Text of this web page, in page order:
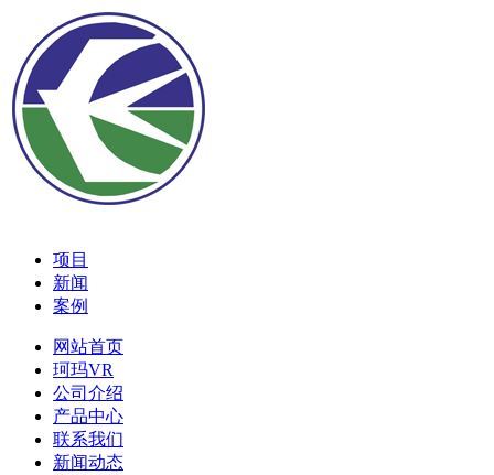
项目
新闻
案例
网站首页
珂玛VR
公司介绍
产品中心
联系我们
新闻动态